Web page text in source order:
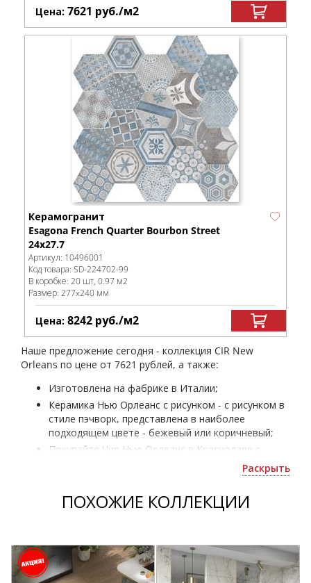
Цена: 7621 руб./м2
Керамогранит
Esagona French Quarter Bourbon Street
24х27.7
Артикул: 10496001
Код товара: SD-224702-99
В коробке: 20 шт, 0.97 м2
Размер: 277x240 мм
Цена: 8242 руб./м2
Наше предложение сегодня - коллекция CIR New
Orleans по цене от 7621 рублей, а также:
Изготовлена на фабрике в Италии;
Керамика Нью Орлеанс с рисунком - с рисунком в
стиле пэчворк, представлена в наиболее
подходящем цвете - бежевый или коричневый;
Покупайте Чир Нью Орлеанс в Краснодаре с
выгодной доставкой по региону - не выходя их
Раскрыть
ПОХОЖИЕ КОЛЛЕКЦИИ